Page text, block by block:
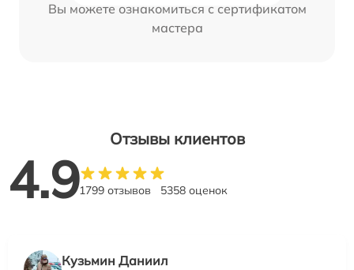
Вы можете ознакомиться с сертификатом
мастера
Отзывы клиентов
4.91799 отзывов 5358 оценок
Кузьмин Даниил